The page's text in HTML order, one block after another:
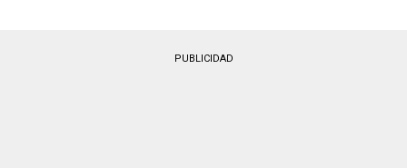
PUBLICIDAD